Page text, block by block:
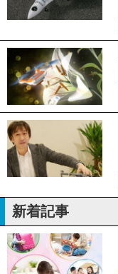
新着記事